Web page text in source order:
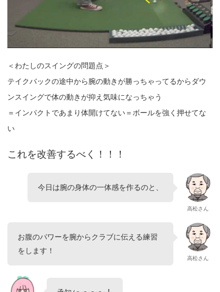
＜わたしのスイングの問題点＞
テイクバックの途中から腕の動きが勝っちゃってるからダウ
ンスイングで体の動きが抑え気味になっちゃう
＝インパクトであまり体開けてない＝ボールを強く押せてな
い
これを改善するべく！！！
今日は腕の身体の一体感を作るのと、
高松さん
お腹のパワーを腕からクラブに伝える練習
をします！
高松さん